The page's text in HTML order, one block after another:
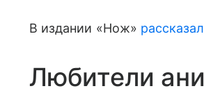
В издании «Нож»
Любители